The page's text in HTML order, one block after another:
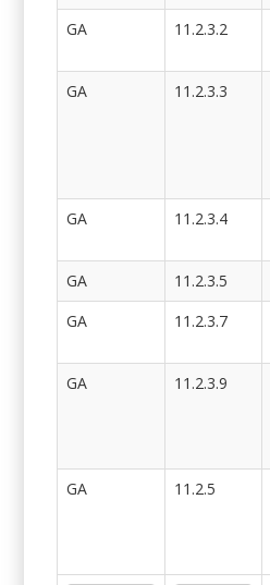
GA
11.2.3.2
GA
11.2.3.3
GA
11.2.3.4
GA
11.2.3.5
GA
11.2.3.7
GA
11.2.3.9
GA
11.2.5